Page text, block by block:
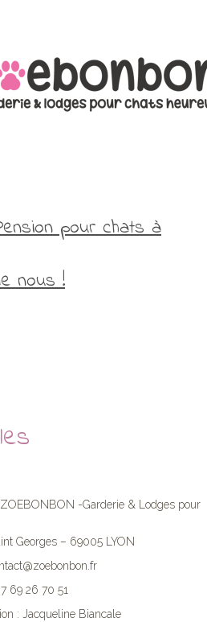
pour chats à
nous !
-Garderie & Lodges pour
Georges – 69005 LYON
69 26 70 51
: Jacqueline Biancale